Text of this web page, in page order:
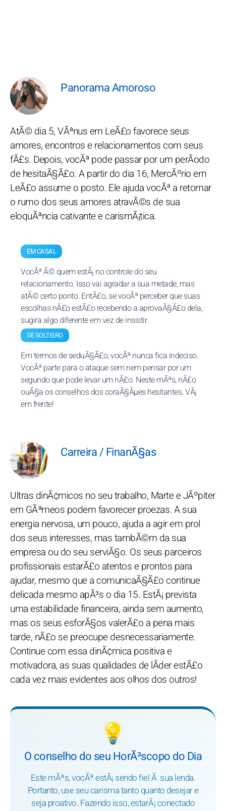
Panorama Amoroso
AtÃ© dia 5, VÃªnus em LeÃ£o favorece seus
amores, encontros e relacionamentos com seus
fÃ£s. Depois, vocÃª pode passar por um perÃ­odo
de hesitaÃ§Ã£o. A partir do dia 16, MercÃºrio em
LeÃ£o assume o posto. Ele ajuda vocÃª a retomar
o rumo dos seus amores atravÃ©s de sua
eloquÃªncia cativante e carismÃ¡tica.
EM CASAL
VocÃª Ã© quem estÃ¡ no controle do seu
relacionamento. Isso vai agradar a sua metade, mas
atÃ© certo ponto. EntÃ£o, se vocÃª perceber que suas
escolhas nÃ£o estÃ£o recebendo a aprovaÃ§Ã£o dela,
sugira algo diferente em vez de insistir.
SE SOLTEIRO
Em termos de seduÃ§Ã£o, vocÃª nunca fica indeciso.
VocÃª parte para o ataque sem nem pensar por um
segundo que pode levar um nÃ£o. Neste mÃªs, nÃ£o
ouÃ§a os conselhos dos coraÃ§Ãµes hesitantes. VÃ¡
em frente!
Carreira / FinanÃ§as
Ultras dinÃ¢micos no seu trabalho, Marte e JÃºpiter
em GÃªmeos podem favorecer proezas. A sua
energia nervosa, um pouco, ajuda a agir em prol
dos seus interesses, mas tambÃ©m da sua
empresa ou do seu serviÃ§o. Os seus parceiros
profissionais estarÃ£o atentos e prontos para
ajudar, mesmo que a comunicaÃ§Ã£o continue
delicada mesmo apÃ³s o dia 15. EstÃ¡ prevista
uma estabilidade financeira, ainda sem aumento,
mas os seus esforÃ§os valerÃ£o a pena mais
tarde, nÃ£o se preocupe desnecessariamente.
Continue com essa dinÃ¢mica positiva e
motivadora, as suas qualidades de lÃ­der estÃ£o
cada vez mais evidentes aos olhos dos outros!
💡
O conselho do seu HorÃ³scopo do Dia
Este mÃªs, vocÃª estÃ¡ sendo fiel Ã sua lenda.
Portanto, use seu carisma tanto quanto desejar e
seja proativo. Fazendo isso, estarÃ¡ conectado